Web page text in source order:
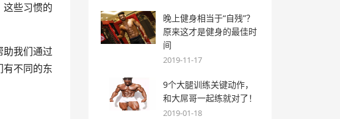
些习惯的
我们通过
不同的东
晚上健身相当于“自残”？
原来这才是健身的最佳时
间
2019-11-17
9个大腿训练关键动作，
和大屌哥一起练就对了！
2019-01-18